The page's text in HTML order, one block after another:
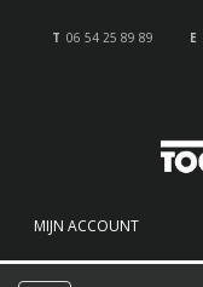
T 06 54 25 89 89 E
MIJN ACCOUNT